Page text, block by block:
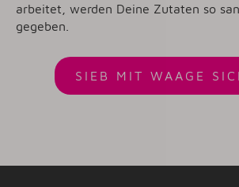
arbeitet, werden Deine Zutaten so
gegeben.
SIEB MIT WAAGE